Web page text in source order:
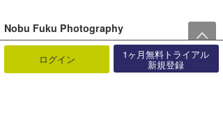
Nobu Fuku Photography
Instagram:
https://instagram.com/nobufukuphotography
ログイン 1ヶ月無料トライアル
新規登録